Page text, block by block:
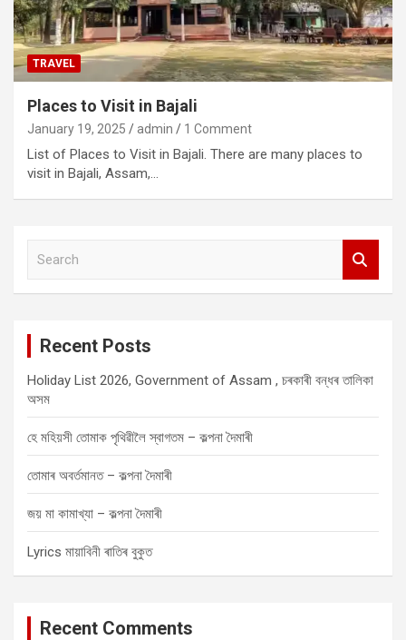
TRAVEL
Places to Visit in Bajali
January 19, 2025 admin 1 Comment
List of Places to Visit in Bajali. There are many places to
visit in Bajali, Assam,…
Recent Posts
Holiday List 2026, Government of Assam , চৰকাৰী বন্ধৰ তালিকা
অসম
হে মহিয়সী তোমাক পৃথিৱীলৈ স্বাগতম – কল্পনা দৈমাৰী
তোমাৰ অবৰ্তমানত – কল্পনা দৈমাৰী
জয় মা কামাখ্যা – কল্পনা দৈমাৰী
Lyrics মায়াবিনী ৰাতিৰ বুকুত
Recent Comments